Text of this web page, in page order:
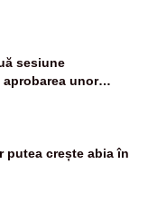
orele 12:00 și
sesiune
unor
putea crește abia în